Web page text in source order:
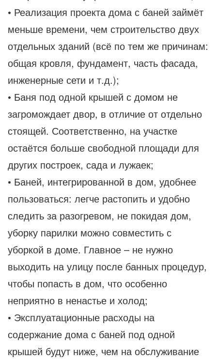
• Реализация проекта дома с баней займёт
меньше времени, чем строительство двух
отдельных зданий (всё по тем же причинам:
общая кровля, фундамент, часть фасада,
инженерные сети и т.д.);
• Баня под одной крышей с домом не
загромождает двор, в отличие от отдельно
стоящей. Соответственно, на участке
остаётся больше свободной площади для
других построек, сада и лужаек;
• Баней, интегрированной в дом, удобнее
пользоваться: легче растопить и удобно
следить за разогревом, не покидая дом,
уборку парилки можно совместить с
уборкой в доме. Главное – не нужно
выходить на улицу после банных процедур,
чтобы попасть в дом, что особенно
неприятно в ненастье и холод;
• Эксплуатационные расходы на
содержание дома с баней под одной
крышей будут ниже, чем на обслуживание